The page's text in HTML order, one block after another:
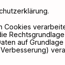
Cookies
auf